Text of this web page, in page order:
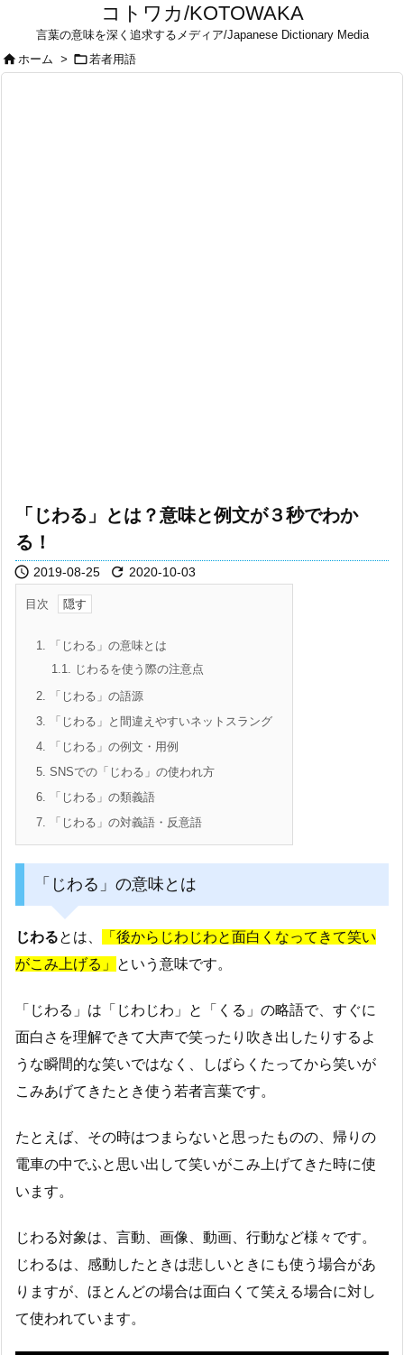
コトワカ/KOTOWAKA
言葉の意味を深く追求するメディア/Japanese Dictionary Media
ホーム > 若者用語
「じわる」とは？意味と例文が３秒でわか
る！
 2019-08-25  2020-10-03
目次
1. 「じわる」の意味とは
1.1. じわるを使う際の注意点
2. 「じわる」の語源
3. 「じわる」と間違えやすいネットスラング
4. 「じわる」の例文・用例
5. SNSでの「じわる」の使われ方
6. 「じわる」の類義語
7. 「じわる」の対義語・反意語
「じわる」の意味とは
じわるとは、
「後からじわじわと面白くなってきて笑い
がこみ上げる」
という意味です。
「じわる」は「じわじわ」と「くる」の略語で、すぐに
面白さを理解できて大声で笑ったり吹き出したりするよ
うな瞬間的な笑いではなく、しばらくたってから笑いが
こみあげてきたとき使う若者言葉です。
たとえば、その時はつまらないと思ったものの、帰りの
電車の中でふと思い出して笑いがこみ上げてきた時に使
います。
じわる対象は、言動、画像、動画、行動など様々です。
じわるは、感動したときは悲しいときにも使う場合があ
りますが、ほとんどの場合は面白くて笑える場合に対し
て使われています。